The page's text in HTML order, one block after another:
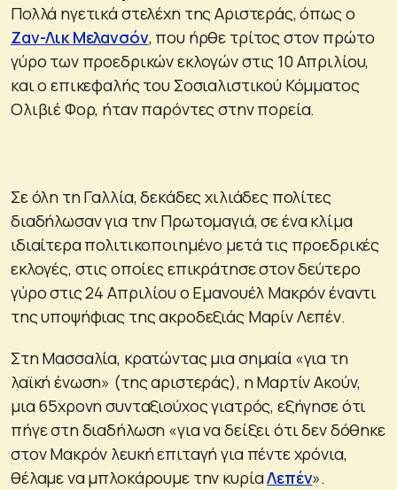
Πολλά ηγετικά στελέχη της Αριστεράς, όπως ο
Ζαν-Λικ Μελανσόν, που ήρθε τρίτος στον πρώτο
γύρο των προεδρικών εκλογών στις 10 Απριλίου,
και ο επικεφαλής του Σοσιαλιστικού Κόμματος
Ολιβιέ Φορ, ήταν παρόντες στην πορεία.
Σε όλη τη Γαλλία, δεκάδες χιλιάδες πολίτες
διαδήλωσαν για την Πρωτομαγιά, σε ένα κλίμα
ιδιαίτερα πολιτικοποιημένο μετά τις προεδρικές
εκλογές, στις οποίες επικράτησε στον δεύτερο
γύρο στις 24 Απριλίου ο Εμανουέλ Μακρόν έναντι
της υποψήφιας της ακροδεξιάς Μαρίν Λεπέν.
Στη Μασσαλία, κρατώντας μια σημαία «για τη
λαϊκή ένωση» (της αριστεράς), η Μαρτίν Ακούν,
μια 65χρονη συνταξιούχος γιατρός, εξήγησε ότι
πήγε στη διαδήλωση «για να δείξει ότι δεν δόθηκε
στον Μακρόν λευκή επιταγή για πέντε χρόνια,
θέλαμε να μπλοκάρουμε την κυρίαΛεπέν».